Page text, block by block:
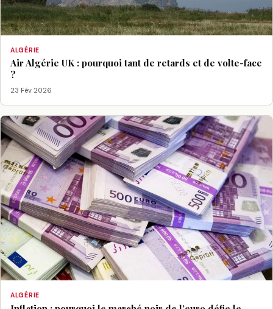
ALGÉRIE
Air Algérie UK : pourquoi tant de retards et de volte-face
?
23 Fév 2026
ALGÉRIE